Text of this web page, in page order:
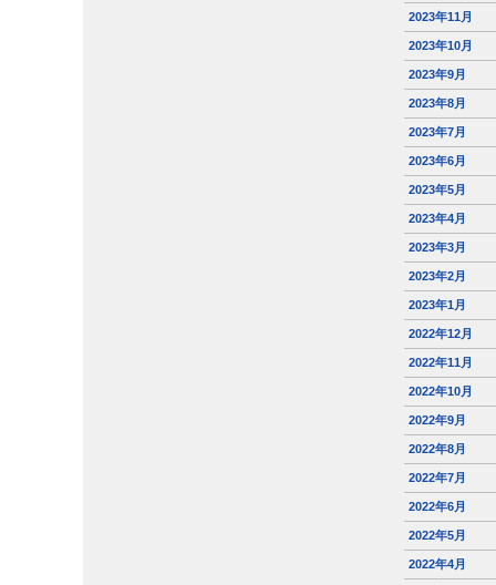
2023年11月
2023年10月
2023年9月
2023年8月
2023年7月
2023年6月
2023年5月
2023年4月
2023年3月
2023年2月
2023年1月
2022年12月
2022年11月
2022年10月
2022年9月
2022年8月
2022年7月
2022年6月
2022年5月
2022年4月